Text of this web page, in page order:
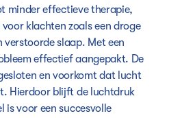
minder effectieve therapie,
klachten zoals een droge
verstoorde slaap. Met een
effectief aangepakt. De
en voorkomt dat lucht
Hierdoor blijft de luchtdruk
is voor een succesvolle